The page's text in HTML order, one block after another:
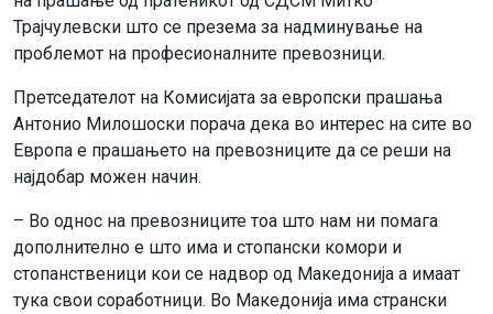
Трајчулевски што се презема за надминување на
проблемот на професионалните превозници.
Претседателот на Комисијата за европски прашања
Антонио Милошоски порача дека во интерес на сите во
Европа е прашањето на превозниците да се реши на
најдобар можен начин.
– Во однос на превозниците тоа што нам ни помага
дополнително е што има и стопански комори и
стопанственици кои се надвор од Македонија а имаат
тука свои соработници. Во Македонија има странски